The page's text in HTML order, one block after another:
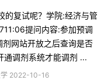
的复试呢？学院:经济与管
提问内容:参加预调
网站开放之后查询是否
调剂系统才能调剂 ...
学 2022-10-16